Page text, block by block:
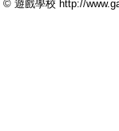
© 遊戲學校 http://